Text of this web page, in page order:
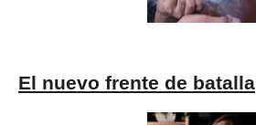
El nuevo frente de batalla